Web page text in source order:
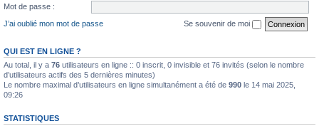
Mot de passe :
J’ai oublié mon mot de passe
Se souvenir de moi
QUI EST EN LIGNE ?
Au total, il y a 76 utilisateurs en ligne :: 0 inscrit, 0 invisible et 76 invités (selon le nombre
d’utilisateurs actifs des 5 dernières minutes)
Le nombre maximal d’utilisateurs en ligne simultanément a été de 990 le 14 mai 2025,
09:26
STATISTIQUES